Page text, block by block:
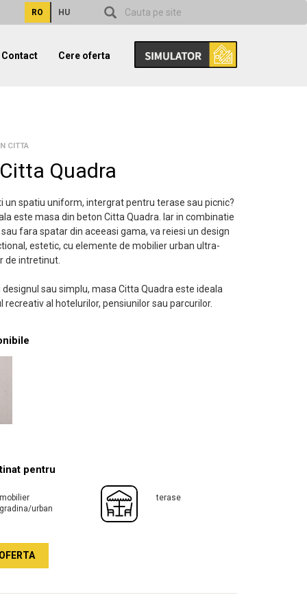
RO HU
Contact Cere oferta
CITTA
Quadra
un spatiu uniform, intergrat pentru terase sau picnic?
este masa din beton Citta Quadra. Iar in combinatie
fara spatar din aceeasi gama, va reiesi un design
estetic, cu elemente de mobilier urban ultra-
de intretinut.
designul sau simplu, masa Citta Quadra este ideala
recreativ al hotelurilor, pensiunilor sau parcurilor.
pentru
mobilier
gradina/urban
terase